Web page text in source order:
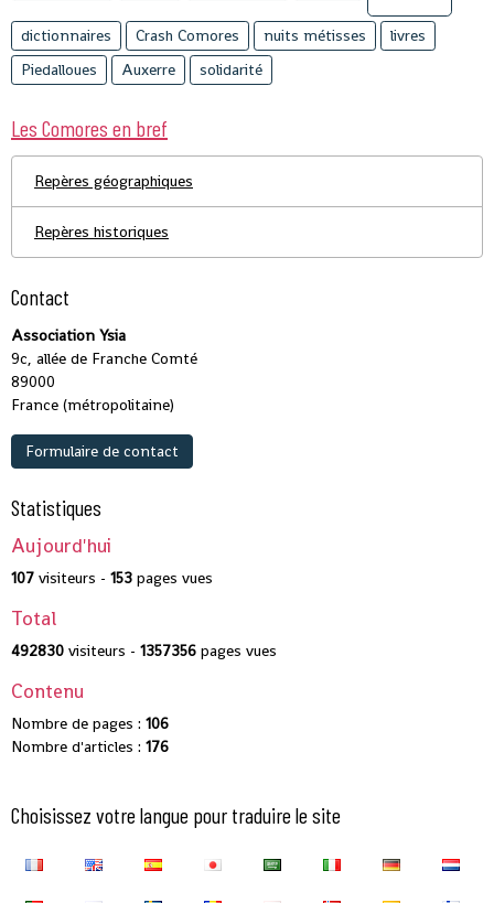
dictionnaires Crash Comores nuits métisses
livres
Piedalloues
Auxerre solidarité
Les Comores en bref
Repères géographiques
Repères historiques
Contact
Association Ysia
9c, allée de Franche Comté
89000
France (métropolitaine)
Formulaire de contact
Statistiques
Aujourd'hui
107 visiteurs - 153 pages vues
Total
492830 visiteurs - 1357356 pages vues
Contenu
Nombre de pages : 106
Nombre d'articles : 176
Choisissez votre langue pour traduire le site